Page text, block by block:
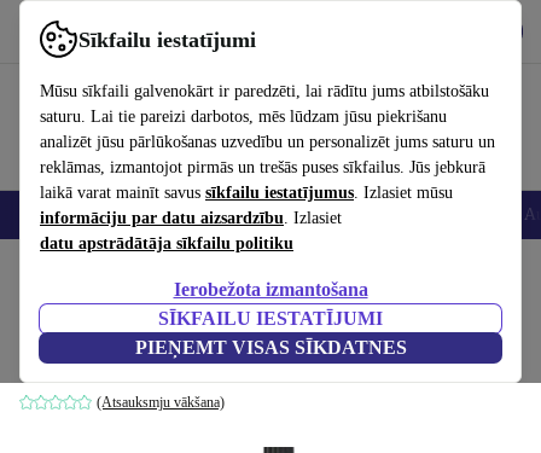
Sīkfailu iestatījumi
Mūsu sīkfaili galvenokārt ir paredzēti, lai rādītu jums atbilstošāku
saturu. Lai tie pareizi darbotos, mēs lūdzam jūsu piekrišanu
analizēt jūsu pārlūkošanas uzvedību un personalizēt jums saturu un
reklāmas, izmantojot pirmās un trešās puses sīkfailus. Jūs jebkurā
laikā varat mainīt savus sīkfailu iestatījumus. Izlasiet mūsu
informāciju par datu aizsardzību. Izlasiet
datu apstrādātāja sīkfailu politiku
Ierobežota izmantošana
SĪKFAILU IESTATĪJUMI
PIEŅEMT VISAS SĪKDATNES
Izmantojiet refurbed ātri un viegli
Viedtālruņi Portatīvie datori Planšetes Viedpulksteņi
Kay Acoustic C950 - Natural
Dabas krāsa
(Atsauksmju vākšana)
184,67 €